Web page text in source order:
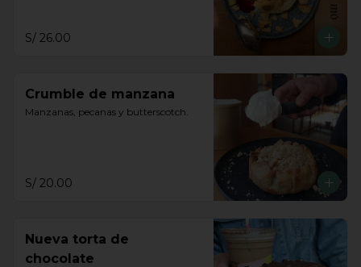
S/ 26.00
Crumble de manzana
Manzanas, pecanas y butterscotch.
S/ 20.00
Nueva torta de
chocolate